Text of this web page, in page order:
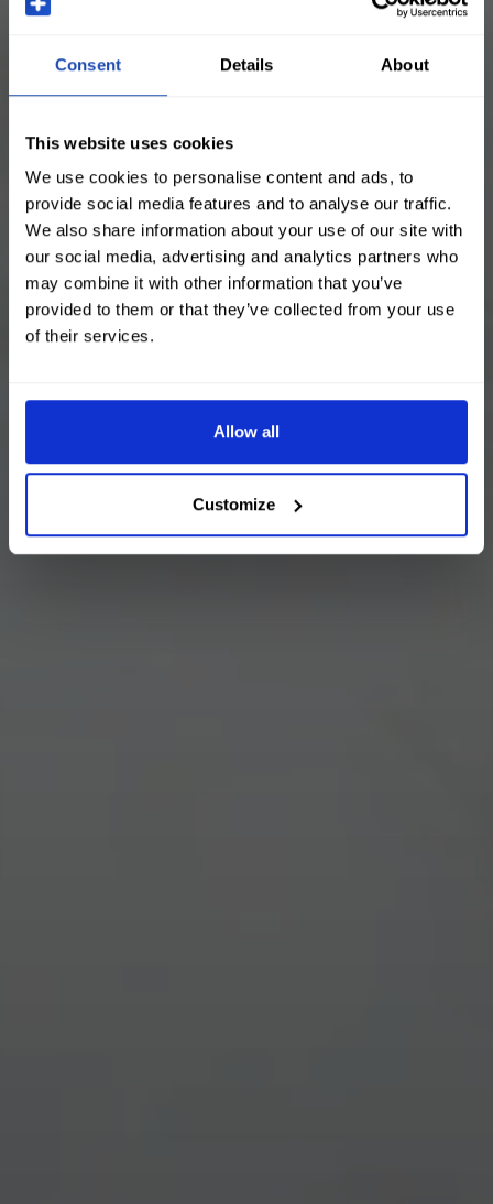
Consent Details About
This website uses cookies
We use cookies to personalise content and ads, to
provide social media features and to analyse our traffic.
We also share information about your use of our site with
our social media, advertising and analytics partners who
may combine it with other information that you’ve
provided to them or that they’ve collected from your use
of their services.
Allow all
Customize